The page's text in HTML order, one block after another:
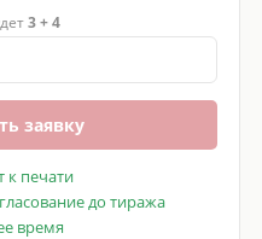
3 + 4
заявку
к печати
до тиража
время